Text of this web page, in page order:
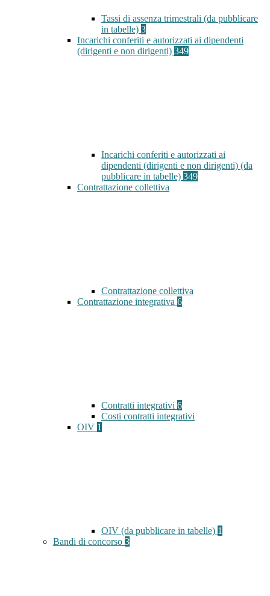
Tassi di assenza trimestrali (da pubblicare
in tabelle) 3
Incarichi conferiti e autorizzati ai dipendenti
(dirigenti e non dirigenti) 349
Incarichi conferiti e autorizzati ai
dipendenti (dirigenti e non dirigenti) (da
pubblicare in tabelle) 349
Contrattazione collettiva
Contrattazione collettiva
Contrattazione integrativa 6
Contratti integrativi 6
Costi contratti integrativi
OIV 1
OIV (da pubblicare in tabelle) 1
Bandi di concorso 3